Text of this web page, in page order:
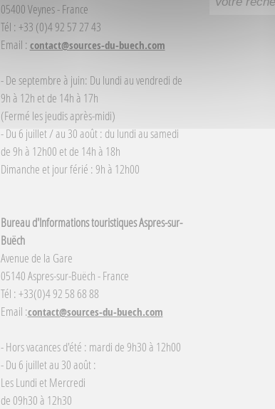
05400 Veynes - France
Tél : +33 (0)4 92 57 27 43
Email : contact@sources-du-buech.com
- De septembre à juin: Du lundi au vendredi de
9h à 12h et de 14h à 17h
(Fermé les jeudis après-midi)
- Du 6 juillet / au 30 août : du lundi au samedi
de 9h à 12h00 et de 14h à 18h
Dimanche et jour férié : 9h à 12h00
Bureau d'Informations touristiques Aspres-sur-
Buëch
Avenue de la Gare
05140 Aspres-sur-Buëch - France
Tél : +33(0)4 92 58 68 88
Email :contact@sources-du-buech.com
- Hors vacances d'été : mardi de 9h30 à 12h00
- Du 6 juillet au 30 août :
Les Lundi et Mercredi
de 09h30 à 12h30